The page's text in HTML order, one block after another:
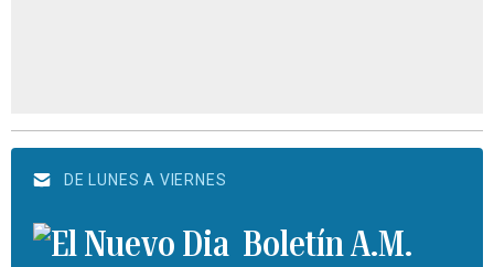
DE LUNES A VIERNES
Boletín A.M.